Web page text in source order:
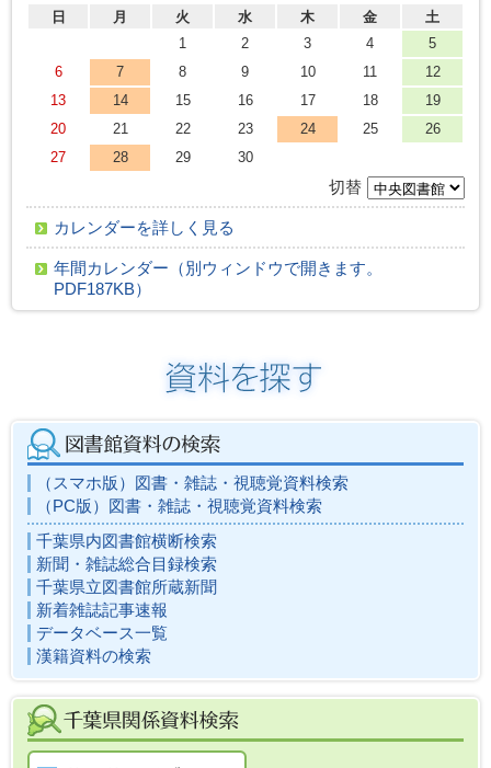
日 月 火 水 木 金
土
1
2 3 4
5
6
7 8 9 10 11
12
13
14 15 16 17 18
19
20
21 22 23 24 25
26
27
28 29 30
切替
カレンダーを詳しく見る
年間カレンダー（別ウィンドウで開きます。
PDF187KB）
（スマホ版）図書・雑誌・視聴覚資料検索
（PC版）図書・雑誌・視聴覚資料検索
千葉県内図書館横断検索
新聞・雑誌総合目録検索
千葉県立図書館所蔵新聞
新着雑誌記事速報
データベース一覧
漢籍資料の検索